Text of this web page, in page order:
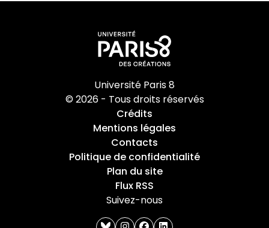
Université Paris 8
© 2026 - Tous droits réservés
Crédits
Mentions légales
Contacts
Politique de confidentialité
Plan du site
Flux RSS
Suivez-nous